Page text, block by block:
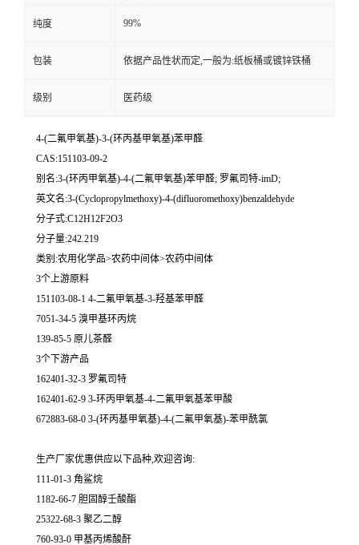
纯度 99%
包装 依据产品性状而定,一般为:纸板桶或镀锌铁桶
级别 医药级
4-(二氟甲氧基)-3-(环丙基甲氧基)苯甲醛
CAS:151103-09-2
别名:3-(环丙甲氧基)-4-(二氟甲氧基)苯甲醛; 罗氟司特-imD;
英文名:3-(Cyclopropylmethoxy)-4-(difluoromethoxy)benzaldehyde
分子式:C12H12F2O3
分子量:242.219
类别:农用化学品>农药中间体>农药中间体
3个上游原料
151103-08-1 4-二氟甲氧基-3-羟基苯甲醛
7051-34-5 溴甲基环丙烷
139-85-5 原儿茶醛
3个下游产品
162401-32-3 罗氟司特
162401-62-9 3-环丙甲氧基-4-二氟甲氧基苯甲酸
672883-68-0 3-(环丙基甲氧基)-4-(二氟甲氧基)-苯甲酰氯
生产厂家优惠供应以下品种,欢迎咨询:
111-01-3 角鲨烷
1182-66-7 胆固醇壬酸酯
25322-68-3 聚乙二醇
760-93-0 甲基丙烯酸酐